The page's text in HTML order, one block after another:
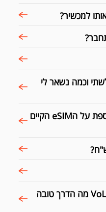
וכמה נשאר לי
האם אפשר לבצע טעינה נוספת על הeSIM הקיים
יש לי מכשיר שאינו תומך VoLTE מה הדרך טובה